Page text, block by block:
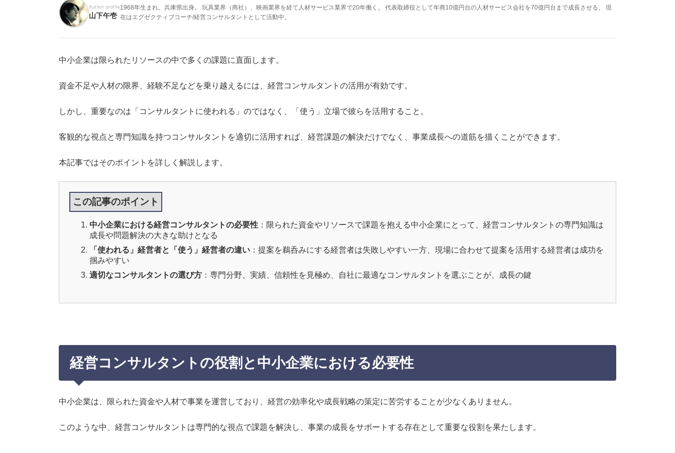
Author profile
山下午壱
1968年生まれ。兵庫県出身。 玩具業界（商社）、映画業界を経て人材サービス業界で20年働く。 代表取締役として年商10億円台の人材サービス会社を70億円台まで成長させる。 現
在はエグゼクティブコーチ/経営コンサルタントとして活動中。
中小企業は限られたリソースの中で多くの課題に直面します。
資金不足や人材の限界、経験不足などを乗り越えるには、経営コンサルタントの活用が有効です。
しかし、重要なのは「コンサルタントに使われる」のではなく、「使う」立場で彼らを活用すること。
客観的な視点と専門知識を持つコンサルタントを適切に活用すれば、経営課題の解決だけでなく、事業成長への道筋を描くことができます。
本記事ではそのポイントを詳しく解説します。
この記事のポイント
中小企業における経営コンサルタントの必要性 ：限られた資金やリソースで課題を抱える中小企業にとって、経営コンサルタントの専門知識は
成長や問題解決の大きな助けとなる
「使われる」経営者と「使う」経営者の違い ：提案を鵜呑みにする経営者は失敗しやすい一方、現場に合わせて提案を活用する経営者は成功を
掴みやすい
適切なコンサルタントの選び方 ：専門分野、実績、信頼性を見極め、自社に最適なコンサルタントを選ぶことが、成長の鍵
経営コンサルタントの役割と中小企業における必要性
中小企業は、限られた資金や人材で事業を運営しており、経営の効率化や成長戦略の策定に苦労することが少なくありません。
このような中、経営コンサルタントは専門的な視点で課題を解決し、事業の成長をサポートする存在として重要な役割を果たします。